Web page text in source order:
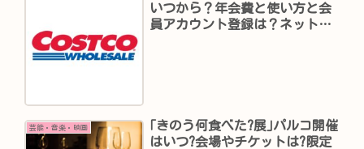
いつから？年会費と使い方と会
員アカウント登録は？ネット通
芸能・音楽・映画
｢きのう何食べた?展｣パルコ開催
はいつ?会場やチケットは?限定